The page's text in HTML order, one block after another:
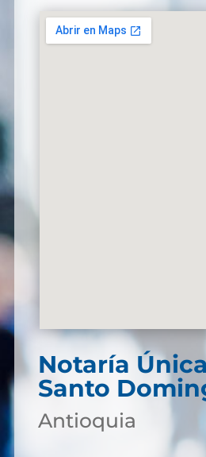
Notaría
Santo
Antioquia